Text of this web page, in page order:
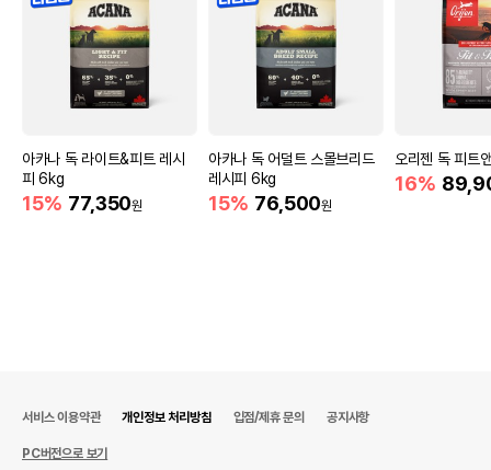
아카나 독 라이트&피트 레시
피 6kg
15% 77,350원
아카나 독 어덜트 스몰브리드
레시피 6kg
15% 76,500원
오리젠 독 피트
16%
서비스 이용약관 개인정보 처리방침 입점/제휴 문의 공지사항
PC버전으로 보기